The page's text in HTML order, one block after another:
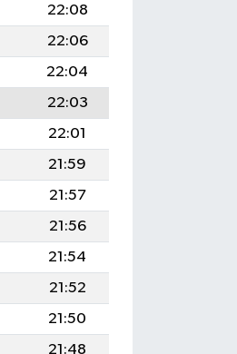
22:08
22:06
22:04
22:03
22:01
21:59
21:57
21:56
21:54
21:52
21:50
21:48